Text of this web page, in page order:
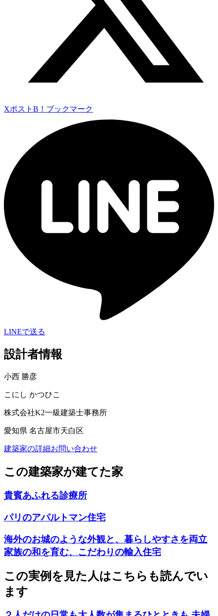
Xポスト B！ブックマーク
LINEで送る
設計者情報
小西 勝彦
こにし かつひこ
株式会社K2一級建築士事務所
愛知県 名古屋市天白区
建築家の詳細お問い合わせ
この建築家が建てた家
貴賓あふれる診療所
パリのアパルトマン住宅
海外のお城のような外観と、暮らしやすさを両立
家族の和を育む、こだわりの輸入住宅
この実例を見た人はこちらも読んでい
ます